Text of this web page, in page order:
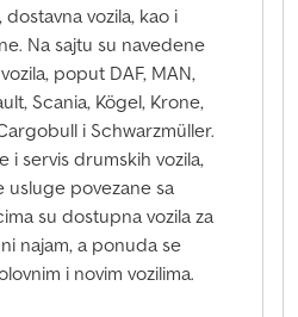
vozila, kao i
Na sajtu su navedene
poput DAF, MAN,
Scania, Kögel, Krone,
i Schwarzmüller.
i servis drumskih vozila,
usluge povezane sa
su dostupna vozila za
najam, a ponuda se
i novim vozilima.